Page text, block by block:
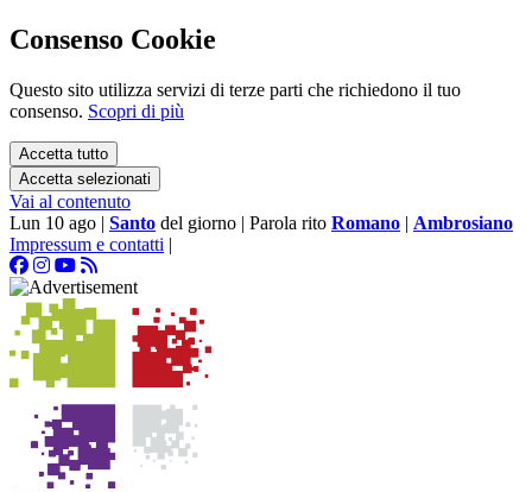
Consenso Cookie
Questo sito utilizza servizi di terze parti che richiedono il tuo
consenso. Scopri di più
Accetta tutto
Accetta selezionati
Vai al contenuto
Lun 10 ago | Santo del giorno | Parola rito Romano | Ambrosiano
Impressum e contatti |